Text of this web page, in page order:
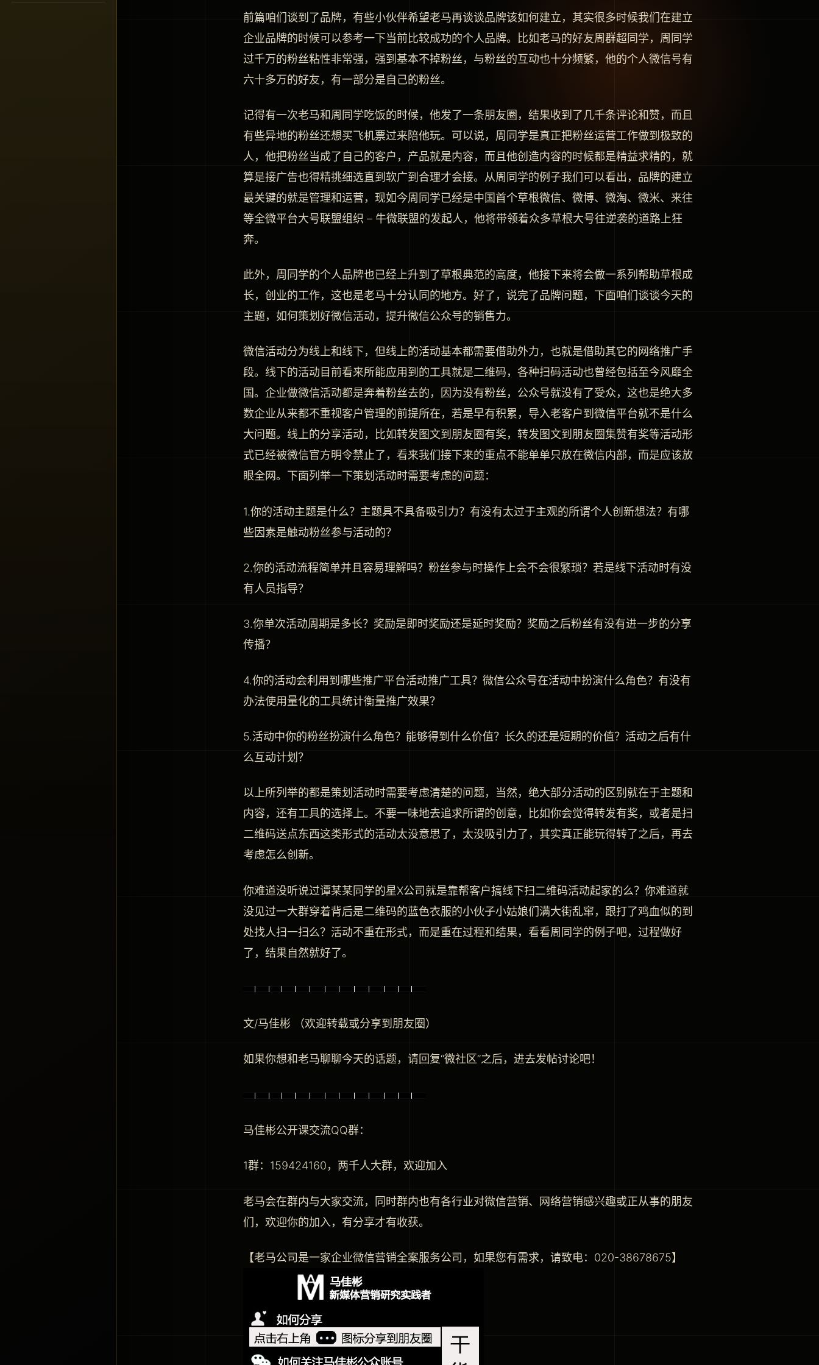
前篇咱们谈到了品牌，有些小伙伴希望老马再谈谈品牌该如何建立，其实很多时候我们在建立
企业品牌的时候可以参考一下当前比较成功的个人品牌。比如老马的好友周群超同学，周同学
过千万的粉丝粘性非常强，强到基本不掉粉丝，与粉丝的互动也十分频繁，他的个人微信号有
六十多万的好友，有一部分是自己的粉丝。
记得有一次老马和周同学吃饭的时候，他发了一条朋友圈，结果收到了几千条评论和赞，而且
有些异地的粉丝还想买飞机票过来陪他玩。可以说，周同学是真正把粉丝运营工作做到极致的
人，他把粉丝当成了自己的客户，产品就是内容，而且他创造内容的时候都是精益求精的，就
算是接广告也得精挑细选直到软广到合理才会接。从周同学的例子我们可以看出，品牌的建立
最关键的就是管理和运营，现如今周同学已经是中国首个草根微信、微博、微淘、微米、来往
等全微平台大号联盟组织 – 牛微联盟的发起人，他将带领着众多草根大号往逆袭的道路上狂
奔。
此外，周同学的个人品牌也已经上升到了草根典范的高度，他接下来将会做一系列帮助草根成
长，创业的工作，这也是老马十分认同的地方。好了，说完了品牌问题，下面咱们谈谈今天的
主题，如何策划好微信活动，提升微信公众号的销售力。
微信活动分为线上和线下，但线上的活动基本都需要借助外力，也就是借助其它的网络推广手
段。线下的活动目前看来所能应用到的工具就是二维码，各种扫码活动也曾经包括至今风靡全
国。企业做微信活动都是奔着粉丝去的，因为没有粉丝，公众号就没有了受众，这也是绝大多
数企业从来都不重视客户管理的前提所在，若是早有积累，导入老客户到微信平台就不是什么
大问题。线上的分享活动，比如转发图文到朋友圈有奖，转发图文到朋友圈集赞有奖等活动形
式已经被微信官方明令禁止了，看来我们接下来的重点不能单单只放在微信内部，而是应该放
眼全网。下面列举一下策划活动时需要考虑的问题：
1.你的活动主题是什么？主题具不具备吸引力？有没有太过于主观的所谓个人创新想法？有哪
些因素是触动粉丝参与活动的？
2.你的活动流程简单并且容易理解吗？粉丝参与时操作上会不会很繁琐？若是线下活动时有没
有人员指导？
3.你单次活动周期是多长？奖励是即时奖励还是延时奖励？奖励之后粉丝有没有进一步的分享
传播？
4.你的活动会利用到哪些推广平台活动推广工具？微信公众号在活动中扮演什么角色？有没有
办法使用量化的工具统计衡量推广效果？
5.活动中你的粉丝扮演什么角色？能够得到什么价值？长久的还是短期的价值？活动之后有什
么互动计划？
以上所列举的都是策划活动时需要考虑清楚的问题，当然，绝大部分活动的区别就在于主题和
内容，还有工具的选择上。不要一味地去追求所谓的创意，比如你会觉得转发有奖，或者是扫
二维码送点东西这类形式的活动太没意思了，太没吸引力了，其实真正能玩得转了之后，再去
考虑怎么创新。
你难道没听说过谭某某同学的星X公司就是靠帮客户搞线下扫二维码活动起家的么？你难道就
没见过一大群穿着背后是二维码的蓝色衣服的小伙子小姑娘们满大街乱窜，跟打了鸡血似的到
处找人扫一扫么？活动不重在形式，而是重在过程和结果，看看周同学的例子吧，过程做好
了，结果自然就好了。
文/马佳彬 （欢迎转载或分享到朋友圈）
如果你想和老马聊聊今天的话题，请回复“微社区”之后，进去发帖讨论吧！
马佳彬公开课交流QQ群：
1群：159424160，两千人大群，欢迎加入
老马会在群内与大家交流，同时群内也有各行业对微信营销、网络营销感兴趣或正从事的朋友
们，欢迎你的加入，有分享才有收获。
【老马公司是一家企业微信营销全案服务公司，如果您有需求，请致电：020-38678675】